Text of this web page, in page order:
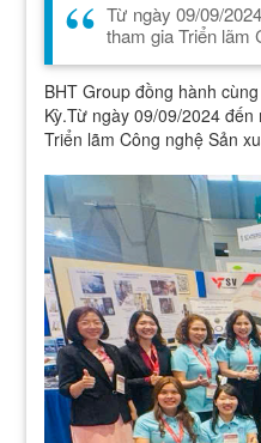
Từ ngày 09/09/
tham gia Triển lãm
BHT Group đồng hành
Kỳ.Từ ngày 09/09/2024
Triển lãm Công nghệ Sản